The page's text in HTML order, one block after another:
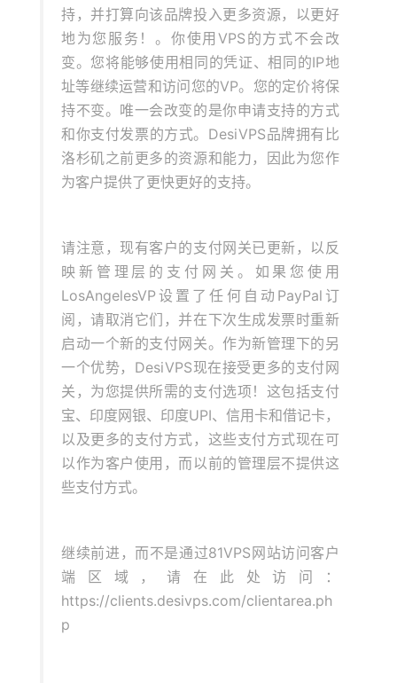
持，并打算向该品牌投入更多资源，以更好
地为您服务！。你使用VPS的方式不会改
变。您将能够使用相同的凭证、相同的IP地
址等继续运营和访问您的VP。您的定价将保
持不变。唯一会改变的是你申请支持的方式
和你支付发票的方式。DesiVPS品牌拥有比
洛杉矶之前更多的资源和能力，因此为您作
为客户提供了更快更好的支持。
请注意，现有客户的支付网关已更新，以反
映新管理层的支付网关。如果您使用
LosAngelesVP设置了任何自动PayPal订
阅，请取消它们，并在下次生成发票时重新
启动一个新的支付网关。作为新管理下的另
一个优势，DesiVPS现在接受更多的支付网
关，为您提供所需的支付选项！这包括支付
宝、印度网银、印度UPI、信用卡和借记卡，
以及更多的支付方式，这些支付方式现在可
以作为客户使用，而以前的管理层不提供这
些支付方式。
继续前进，而不是通过81VPS网站访问客户
端区域，请在此处访问：
https://clients.desivps.com/clientarea.ph
p